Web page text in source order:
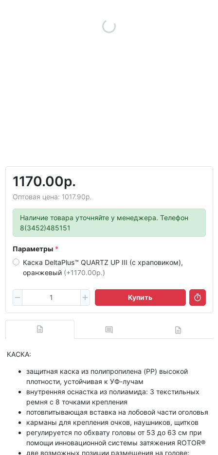
1170.00р.
Оптовая цена: 1017.90р.
Наличие товара уточняйте у менеджера. Телефон
8(3452)485151
Параметры
Каска DeltaPlus™ QUARTZ UP III (с храповиком),
оранжевый (+1170.00р.)
Купить
КАСКА:
защитная каска из полипропилена (PP) высокой
плотности, устойчивая к УФ-лучам
внутренняя оснастка из полиамида: 3 текстильных
ремня с 8 точками крепления
потовпитывающая вставка на лобовой части оголовья
карманы для крепления очков, наушников, щитков
регулируется по обхвату головы от 53 до 63 см при
помощи инновационной системы затяжения ROTOR®
две возможных позиции размещения на голове: